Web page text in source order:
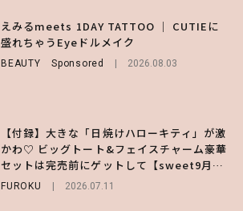
えみるmeets 1DAY TATTOO ｜ CUTIEに
盛れちゃうEyeドルメイク
BEAUTY Sponsored 2026.08.03
【付録】大きな「日焼けハローキティ」が激
かわ♡ ビッグトート&フェイスチャーム豪華
セットは完売前にゲットして【sweet9月号
増刊】
FUROKU 2026.07.11
【大原優乃】夏メイクはプレイフルに！ドキ
ッとしちゃう色っぽ“うるみ目”のつくり方
BEAUTY 2026.08.01
えみるmeets 1DAY TATTOO ｜ CUTIEに
盛れちゃうEyeドルメイク
【ハローキティ】がスシローと初コラボ♡
第1弾の気になるメニュー＆限定グッズを総
チェック！
2026.07.31
【夏ヘアのくずれ・うねりに】ヘアメイク夢
月直伝♡ ドライシャンプー「バティスト」
を使ったプロ級スタイリング3選
BEAUTY Sponsored